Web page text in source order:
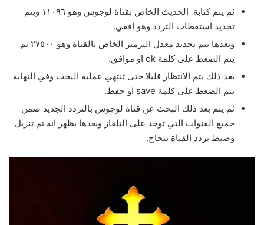
ثم يتم كتابة الحديث الخاص بقناة لوجوس وهو ١١٠٩٦ ويتم
تحديد استقطاب التردد وهو افقي.
وبعدها يتم تحديد معدل الترميز الخاص بالقناة وهو ٢٧٥٠٠ ثم
يتم الضغط على كلمة ok او موافق.
بعد ذلك يتم الانتظار قليلا حتى تنتهي عملية البحث وفي النهاية
يتم الضغط على كلمة save او حفظ.
ثم يتم بعد ذلك البحث عن قناة لوجوس بالتردد الجديد ضمن
جميع القنوات التي توجد على التلفاز وبعدها يظهر انه تم تنزيل
وضبط تردد القناة بنجاح.